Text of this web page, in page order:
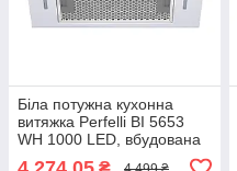
Біла потужна кухонна
витяжка Perfelli BI 5653
WH 1000 LED, вбудована
в шафу, 1000 куб.м.,